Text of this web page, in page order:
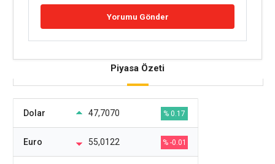
Piyasa Özeti
Dolar 47,7070 % 0.17
Euro 55,0122 % -0.01